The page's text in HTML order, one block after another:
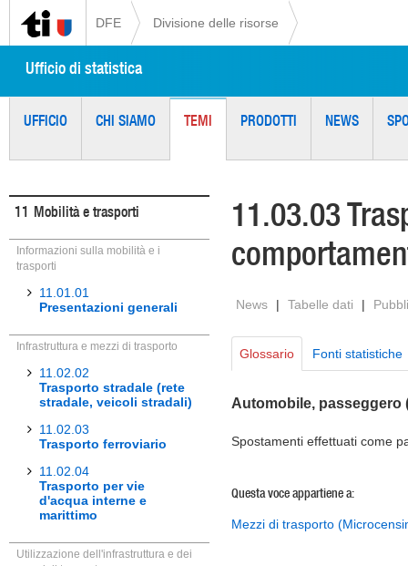
DFE Divisione delle risorse
Ufficio di statistica
UFFICIO CHI SIAMO TEMI PRODOTTI NEWS
11 Mobilità e trasporti
Informazioni sulla mobilità e i
trasporti
11.01.01
Presentazioni generali
Infrastruttura e mezzi di trasporto
11.02.02
Trasporto stradale (rete
stradale, veicoli stradali)
11.02.03
Trasporto ferroviario
11.02.04
Trasporto per vie
d'acqua interne e
marittimo
Utilizzazione dell'infrastruttura e dei
11.03.03
News | Tabelle dati |
Glossario Fonti statistiche
Automobile, passeggero
Spostamenti effettuati come
Questa voce appartiene a:
Mezzi di trasporto